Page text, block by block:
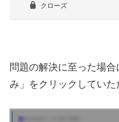
クローズ
問題の解決に至った場
み」をクリックしていた